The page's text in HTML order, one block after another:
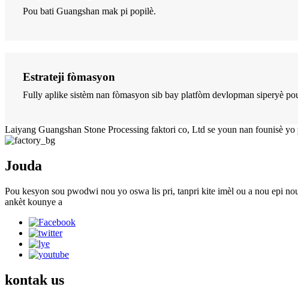
Pou bati Guangshan mak pi popilè.
Estrateji fòmasyon
Fully aplike sistèm nan fòmasyon sib bay platfòm devlopman siperyè
Laiyang Guangshan Stone Processing faktori co, Ltd se youn nan founisè
Jouda
Pou kesyon sou pwodwi nou yo oswa lis pri, tanpri kite imèl ou a nou epi
ankèt kounye a
kontak us